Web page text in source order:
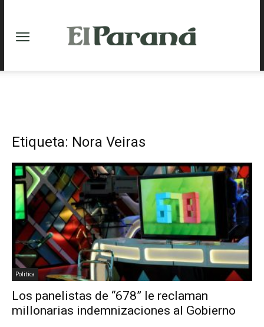
Etiqueta: Nora Veiras
Politica
Los panelistas de “678” le reclaman
millonarias indemnizaciones al Gobierno